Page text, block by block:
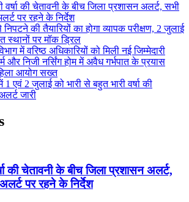
वर्षा की चेतावनी के बीच जिला प्रशासन अलर्ट, सभी
पर रहने के निर्देश
की तैयारियों का होगा व्यापक परीक्षण, 2 जुलाई
स्थानों पर मॉक ड्रिल
में वरिष्ठ अधिकारियों को मिली नई जिम्मेदारी
और निजी नर्सिंग होम में अवैध गर्भपात के प्रयास
आयोग सख्त
एवं 2 जुलाई को भारी से बहुत भारी वर्षा की
जारी
की चेतावनी के बीच जिला प्रशासन अलर्ट,
पर रहने के निर्देश